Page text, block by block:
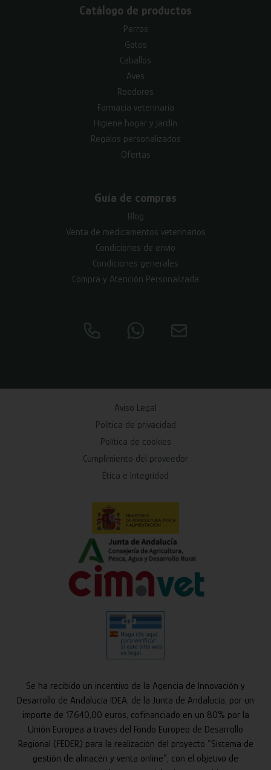
Catálogo de productos
Perros
Gatos
Caballos
Aves
Roedores
Farmacia veterinaria
Higiene hogar y jardín
Regalos personalizados
Ofertas
Guía de compras
Blog
Venta de medicamentos veterinarios
Condiciones de envío
Condiciones generales
Compra y Atención Personalizada
Aviso Legal
Política de privacidad
Política de cookies
Cumplimiento del proveedor
Ética e Integridad
Se ha recibido un incentivo de la Agencia de Innovación y
Desarrollo de Andalucía IDEA, de la Junta de Andalucía, por un
importe de 17.640,00 euros, cofinanciado en un 80% por la
Unión Europea a través del Fondo Europeo de Desarrollo
Regional (FEDER) para la realización del proyecto “Sistema de
gestión de almacén y venta online”, con el objetivo de